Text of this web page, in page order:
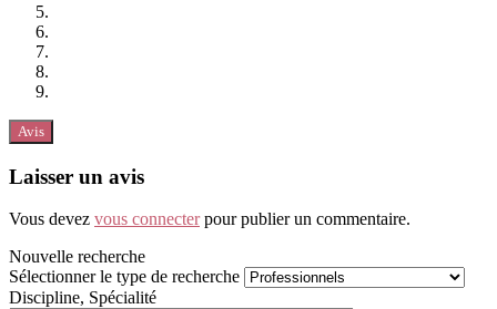
Avis
Laisser un avis
Vous devez vous connecterpour publier un commentaire.
Nouvelle recherche
Sélectionner le type de recherche
Discipline, Spécialité